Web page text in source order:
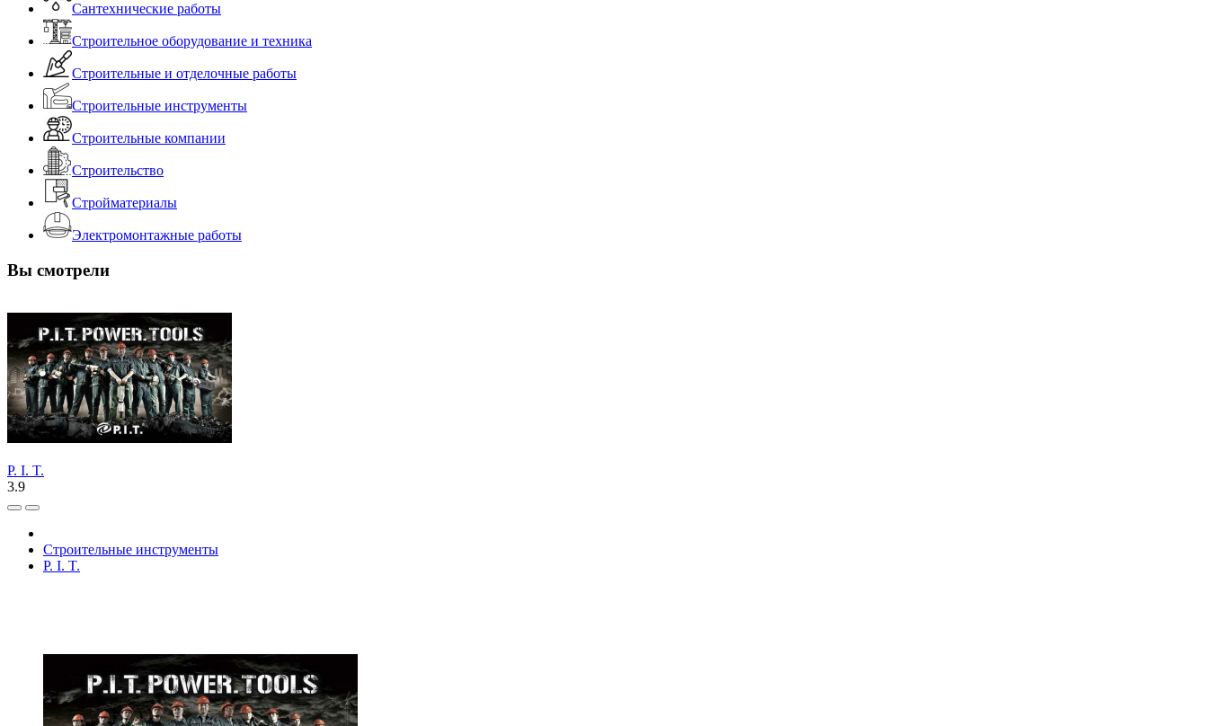
Сантехнические работы
Строительное оборудование и техника
Строительные и отделочные работы
Строительные инструменты
Строительные компании
Строительство
Стройматериалы
Электромонтажные работы
Вы смотрели
P. I. T.
3.9
Строительные инструменты
P. I. T.